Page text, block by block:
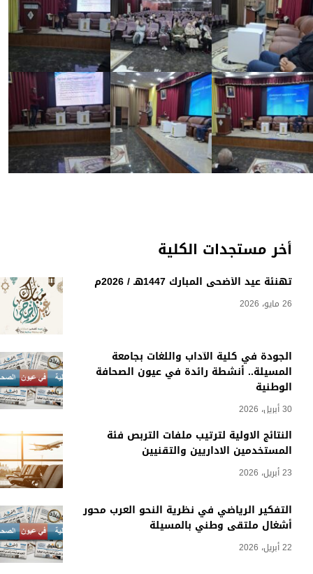
أخر مستجدات الكلية
تهنئة عيد الأضحى المبارك 1447هـ / 2026م
26 مايو، 2026
الجودة في كلية الآداب واللغات بجامعة
المسيلة.. أنشطة رائدة في عيون الصحافة
الوطنية
30 أبريل، 2026
النتائج الاولية لترتيب ملفات التربص فئة
المستخدمين الاداريين والتقنيين
23 أبريل، 2026
التفكير الرياضي في نظرية النحو العرب محور
أشغال ملتقى وطني بالمسيلة
22 أبريل، 2026